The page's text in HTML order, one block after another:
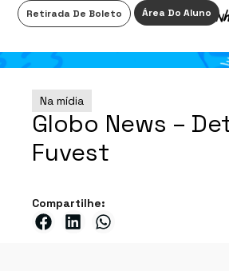
Retirada De Boleto Área Do Aluno
Na mídia
Globo News –
Fuvest
Compartilhe: